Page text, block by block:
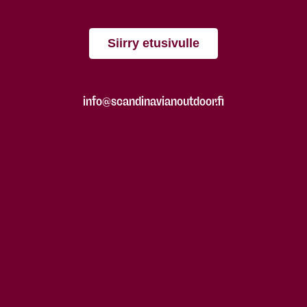
Siirry etusivulle
info@scandinavianoutdoor.fi